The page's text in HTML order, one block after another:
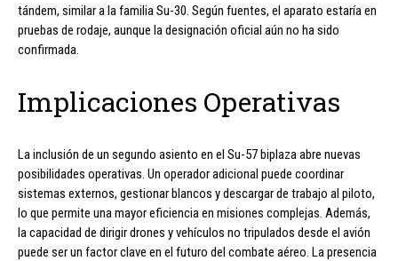
tándem, similar a la familia Su-30. Según fuentes, el aparato estaría en
pruebas de rodaje, aunque la designación oficial aún no ha sido
confirmada.
Implicaciones Operativas
La inclusión de un segundo asiento en el Su-57 biplaza abre nuevas
posibilidades operativas. Un operador adicional puede coordinar
sistemas externos, gestionar blancos y descargar de trabajo al piloto,
lo que permite una mayor eficiencia en misiones complejas. Además,
la capacidad de dirigir drones y vehículos no tripulados desde el avión
puede ser un factor clave en el futuro del combate aéreo. La presencia